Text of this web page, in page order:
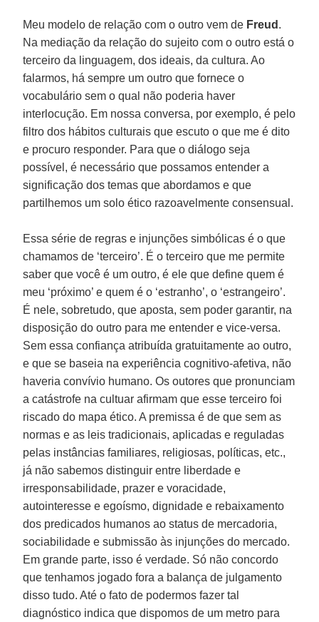
Meu modelo de relação com o outro vem de Freud .
Na mediação da relação do sujeito com o outro está o
terceiro da linguagem, dos ideais, da cultura. Ao
falarmos, há sempre um outro que fornece o
vocabulário sem o qual não poderia haver
interlocução. Em nossa conversa, por exemplo, é pelo
filtro dos hábitos culturais que escuto o que me é dito
e procuro responder. Para que o diálogo seja
possível, é necessário que possamos entender a
significação dos temas que abordamos e que
partilhemos um solo ético razoavelmente consensual.
Essa série de regras e injunções simbólicas é o que
chamamos de ‘terceiro’. É o terceiro que me permite
saber que você é um outro, é ele que define quem é
meu ‘próximo’ e quem é o ‘estranho’, o ‘estrangeiro’.
É nele, sobretudo, que aposta, sem poder garantir, na
disposição do outro para me entender e vice-versa.
Sem essa confiança atribuída gratuitamente ao outro,
e que se baseia na experiência cognitivo-afetiva, não
haveria convívio humano. Os outores que pronunciam
a catástrofe na cultuar afirmam que esse terceiro foi
riscado do mapa ético. A premissa é de que sem as
normas e as leis tradicionais, aplicadas e reguladas
pelas instâncias familiares, religiosas, políticas, etc.,
já não sabemos distinguir entre liberdade e
irresponsabilidade, prazer e voracidade,
autointeresse e egoísmo, dignidade e rebaixamento
dos predicados humanos ao status de mercadoria,
sociabilidade e submissão às injunções do mercado.
Em grande parte, isso é verdade. Só não concordo
que tenhamos jogado fora a balança de julgamento
disso tudo. Até o fato de podermos fazer tal
diagnóstico indica que dispomos de um metro para